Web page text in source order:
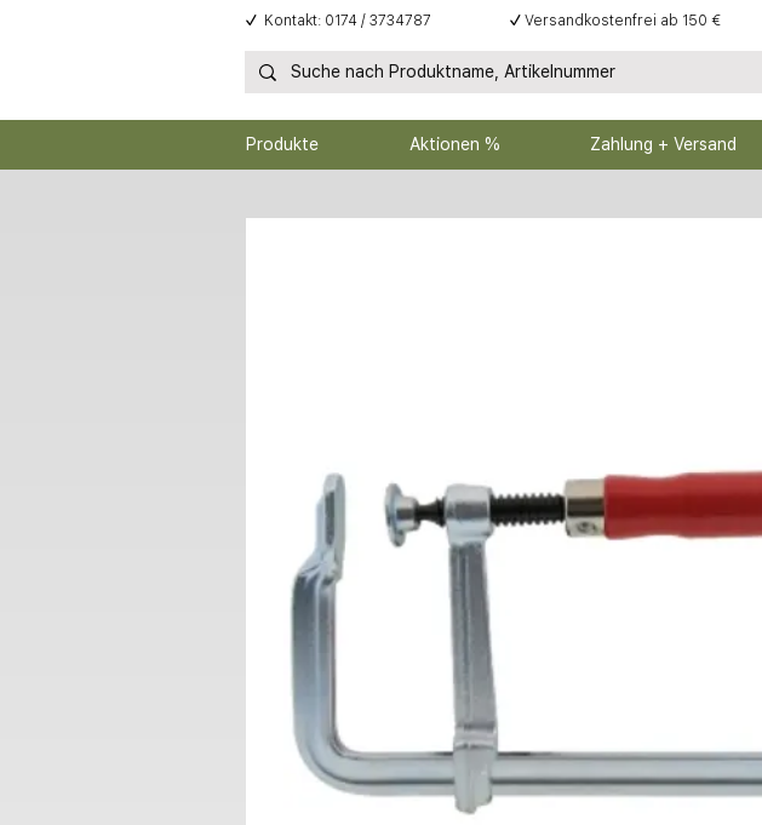
Produkte Aktionen % Zahlung + Versand
✓ Kontakt: 0174 / 3734787 ✓ Versandkostenfrei ab 150 €